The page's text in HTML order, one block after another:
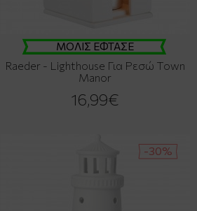
ΜΟΛΙΣ ΕΦΤΑΣΕ
Raeder - Lighthouse Για Ρεσώ Town
Manor
16,99€
-30%